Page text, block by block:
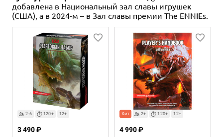
добавлена в Национальный зал славы игрушек
(США), а в 2024-м – в Зал славы премии The ENNIEs.
2-6 120+ 12+
3 490 ₽
Хит 2+ 120+ 12+
4 990 ₽